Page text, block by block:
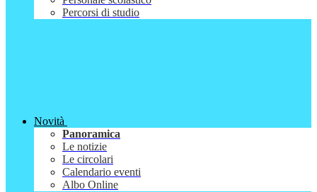
Percorsi di studio
Novità
Panoramica
Le notizie
Le circolari
Calendario eventi
Albo Online